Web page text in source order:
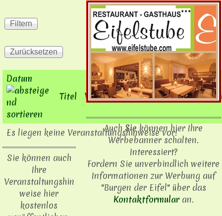
Datum
Titel
Veranstaltungsart Ort
Es liegen keine Veranstaltungshinweise vor!
Sie können auch
Ihre
Veranstaltungshin
weise hier
kostenlos
AuchSiekönnen hier Ihre
Werbebanner schalten.
Interessiert?
Fordern Sie unverbindlich weitere
Informationen zur Werbung auf
"Burgen der Eifel" über das
Kontaktformularan.